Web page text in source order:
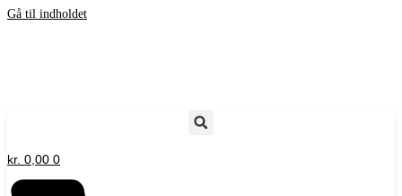
Gå til indholdet
kr. 0,00 0